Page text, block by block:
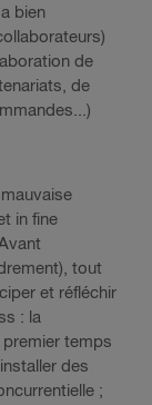
bien
de
de
in fine
tout
et réfléchir
: la
temps
des
;